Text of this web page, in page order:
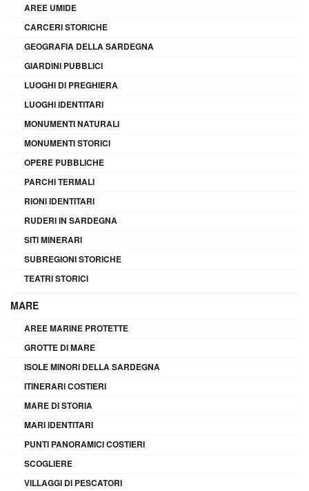
AREE UMIDE
CARCERI STORICHE
GEOGRAFIA DELLA SARDEGNA
GIARDINI PUBBLICI
LUOGHI DI PREGHIERA
LUOGHI IDENTITARI
MONUMENTI NATURALI
MONUMENTI STORICI
OPERE PUBBLICHE
PARCHI TERMALI
RIONI IDENTITARI
RUDERI IN SARDEGNA
SITI MINERARI
SUBREGIONI STORICHE
TEATRI STORICI
MARE
AREE MARINE PROTETTE
GROTTE DI MARE
ISOLE MINORI DELLA SARDEGNA
ITINERARI COSTIERI
MARE DI STORIA
MARI IDENTITARI
PUNTI PANORAMICI COSTIERI
SCOGLIERE
VILLAGGI DI PESCATORI